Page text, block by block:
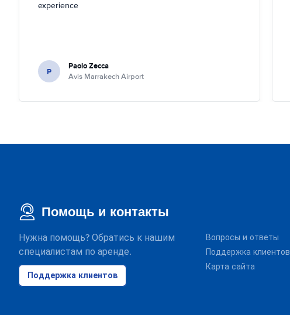
experience
P Paolo Zecca
Avis Marrakech Airport
Помощь и контакты
Нужна помощь? Обратись к нашим
специалистам по аренде.
Поддержка клиентов
Вопросы и ответы
Поддержка клиентов
Карта сайта